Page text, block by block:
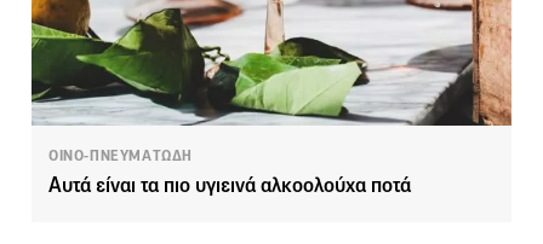
ΟΙΝΟ-ΠΝΕΥΜΑΤΩΔΗ
Αυτά είναι τα πιο υγιεινά αλκοολούχα ποτά